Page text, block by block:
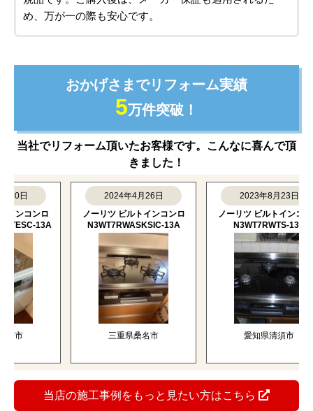
め、万が一の際も安心です。
おかげさまでリフォーム実績
5万件突破！
当社でリフォーム頂いたお客様です。こんなに喜んで頂
きました！
コンロ
13A
2024年4月26日
ノーリツ ビルトインコンロ
N3WT7RWASKSIC-13A
三重県桑名市
2023年8月23日
ノーリツ ビルトインコンロ
N3WT7RWTS-13A
愛知県清須市
当店の施工事例をもっと見たい方はこちら